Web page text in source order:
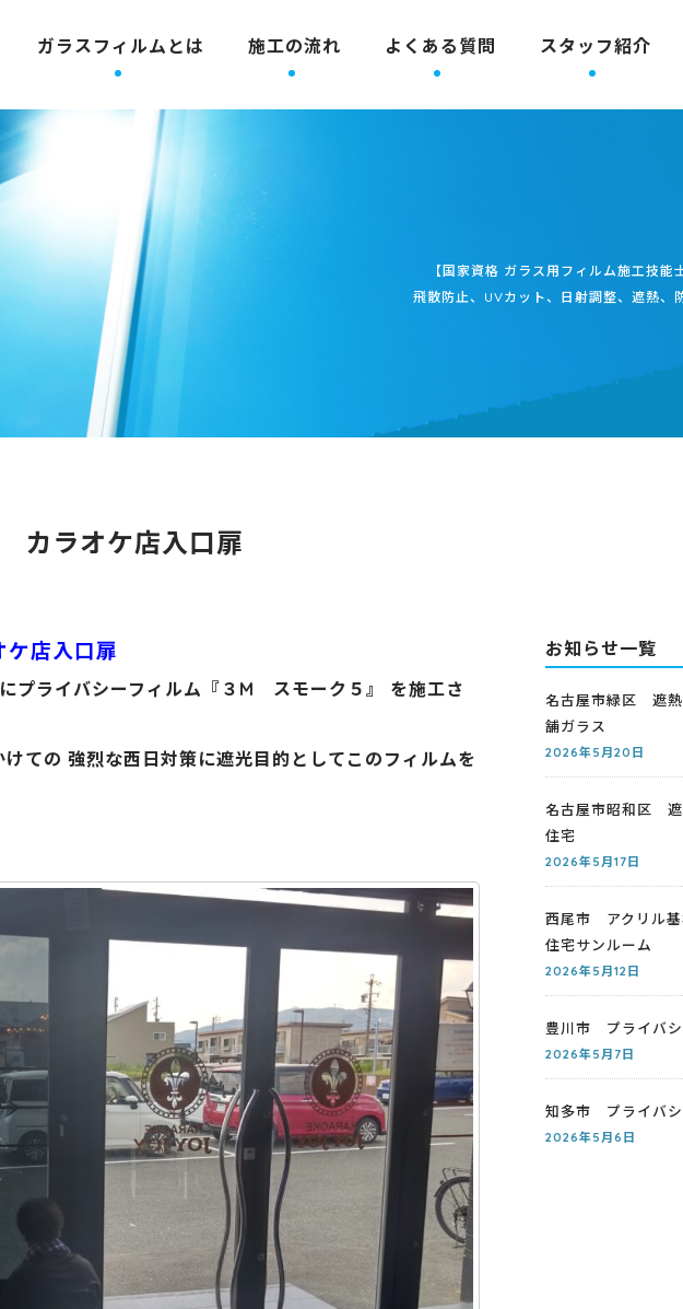
ガラスフィルムとは 施工の流れ よくある質問 スタッフ紹介
【国家資格 ガラス用フィルム施工技能
飛散防止、UVカット、日射調整、遮熱、
ラオケ店入口扉
店入口扉
プライバシーフィルム『３M スモーク５』 を施工さ
ての 強烈な西日対策に遮光目的としてこのフィルムを
お知らせ一覧
名古屋市緑区 遮
舗ガラス
2026年5月20日
名古屋市昭和区
住宅
2026年5月17日
西尾市 アクリル
住宅サンルーム
2026年5月12日
豊川市 プライバ
2026年5月7日
知多市 プライバ
2026年5月6日